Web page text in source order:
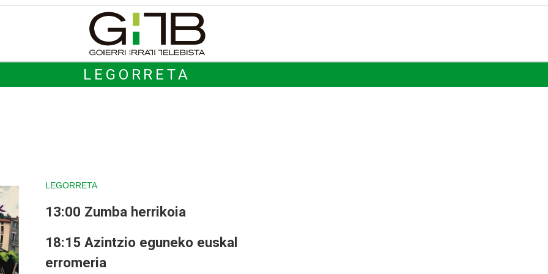
LEGORRETA
LEGORRETA
13:00 Zumba herrikoia
18:15 Azintzio eguneko euskal
erromeria